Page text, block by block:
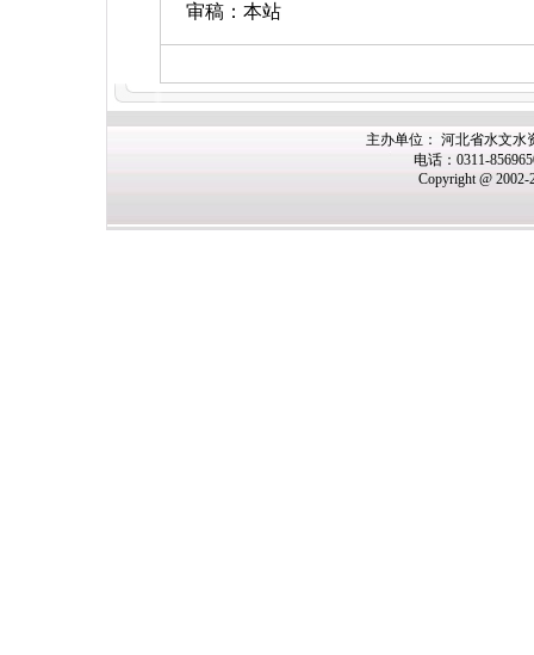
审稿：本站
主办单位： 河北省水文水
电话：0311-
Copyright @ 2002-